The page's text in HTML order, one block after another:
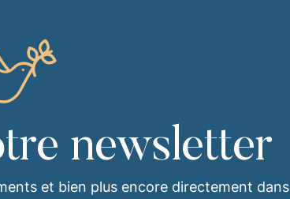
newsletter
et bien plus encore directement dans